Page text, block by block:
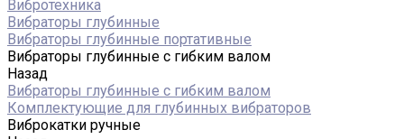
Вибротехника
Вибраторы глубинные
Вибраторы глубинные портативные
Вибраторы глубинные с гибким валом
Назад
Вибраторы глубинные с гибким валом
Комплектующие для глубинных вибраторов
Виброкатки ручные